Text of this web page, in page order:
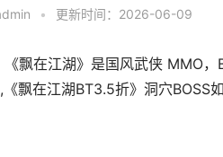
• 更新时间：2026-06-09
《飘在江湖》是国风武侠 MMO
《飘在江湖BT3.5折》洞穴BOSS